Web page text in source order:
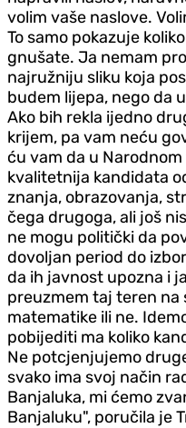
volim vaše naslove.
To samo pokazuje
gnušate. Ja nemam
najružniju sliku koja
budem lijepa, nego da
Ako bih rekla ijedno
krijem, pa vam neću
ću vam da u
kvalitetnija kandidata
znanja, obrazovanja,
čega drugoga, ali još
ne mogu politički da
dovoljan period do
da ih javnost upozna i
preuzmem taj teren na
matematike ili ne.
pobijediti ma koliko
Ne potcjenjujemo
svako ima svoj način
Banjaluka, mi ćemo
Banjaluku", poručila je